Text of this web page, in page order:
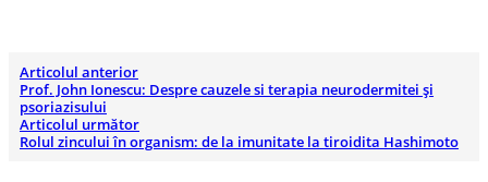
Articolul anterior
Prof. John Ionescu: Despre cauzele si terapia neurodermitei și
psoriazisului
Articolul următor
Rolul zincului în organism: de la imunitate la tiroidita Hashimoto